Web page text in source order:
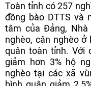
Toàn tỉnh có 257
đồng bào DTTS và
tâm của Đảng,
nghèo, cận nghèo
quân toàn tỉnh. Với
giảm hơn 3% hộ
nghèo tại các xã